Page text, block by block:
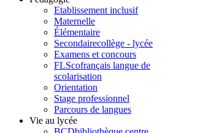
Etablissement inclusif
Maternelle
Élémentaire
Secondairecollège - lycée
Examens et concours
FLScofrançais langue de
scolarisation
Orientation
Stage professionnel
Parcours de langues
Vie au lycée